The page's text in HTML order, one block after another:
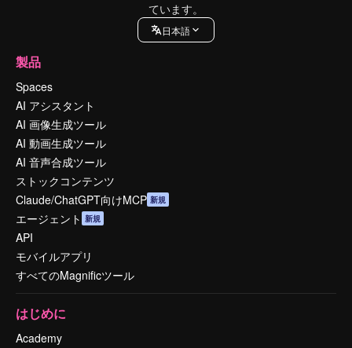
ています。
日本語
製品
Spaces
AI アシスタント
AI 画像生成ツール
AI 動画生成ツール
AI 音声合成ツール
ストックコンテンツ
Claude/ChatGPT向けMCP 新規
エージェント 新規
API
モバイルアプリ
すべてのMagnificツール
はじめに
Academy